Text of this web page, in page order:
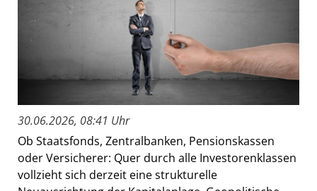
30.06.2026, 08:41 Uhr
Ob Staatsfonds, Zentralbanken, Pensionskassen
oder Versicherer: Quer durch alle Investorenklassen
vollzieht sich derzeit eine strukturelle